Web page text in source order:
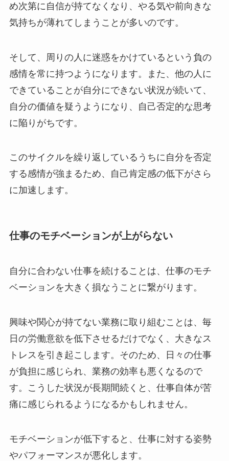
め次第に自信が持てなくなり、やる気や前向きな
気持ちが薄れてしまうことが多いのです。
そして、周りの人に迷惑をかけているという負の
感情を常に持つようになります。また、他の人に
できていることが自分にできない状況が続いて、
自分の価値を疑うようになり、自己否定的な思考
に陥りがちです。
このサイクルを繰り返しているうちに自分を否定
する感情が強まるため、自己肯定感の低下がさら
に加速します。
仕事のモチベーションが上がらない
自分に合わない仕事を続けることは、仕事のモチ
ベーションを大きく損なうことに繋がります。
興味や関心が持てない業務に取り組むことは、毎
日の労働意欲を低下させるだけでなく、大きなス
トレスを引き起こします。そのため、日々の仕事
が負担に感じられ、業務の効率も悪くなるので
す。こうした状況が長期間続くと、仕事自体が苦
痛に感じられるようになるかもしれません。
モチベーションが低下すると、仕事に対する姿勢
やパフォーマンスが悪化します。